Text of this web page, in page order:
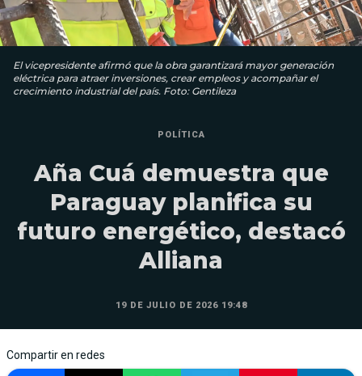
El vicepresidente afirmó que la obra garantizará mayor generación
eléctrica para atraer inversiones, crear empleos y acompañar el
crecimiento industrial del país. Foto: Gentileza
POLÍTICA
Aña Cuá demuestra que
Paraguay planifica su
futuro energético, destacó
Alliana
19 DE JULIO DE 2026 19:48
Compartir en redes